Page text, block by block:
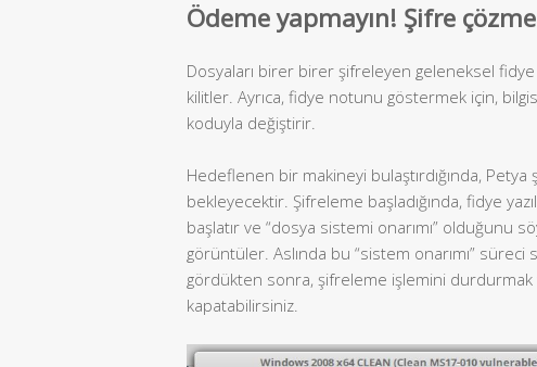
Ödeme yapmayın! Şifre çözme
Dosyaları birer birer şifreleyen geleneksel fidye
kilitler. Ayrıca, fidye notunu göstermek için,
koduyla değiştirir.
Hedeflenen bir makineyi bulaştırdığında,
bekleyecektir. Şifreleme başladığında, fidye
başlatır ve “dosya sistemi onarımı” olduğunu
görüntüler. Aslında bu “sistem onarımı” süreci
gördükten sonra, şifreleme işlemini durdurmak
kapatabilirsiniz.